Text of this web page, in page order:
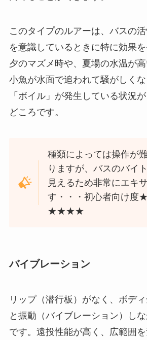
このタイプのルアーは、バスの
を意識しているときに特に効果
夕のマズメ時や、夏場の水温が高
小魚が水面で追われて騒がしく
「ボイル」が発生している状況
どころです。
種類によっては操作が
りますが、バスのバイ
見えるため非常にエキ
す・・・初心者向け
★★★★
バイブレーション
リップ（潜行板）がなく、ボデ
と振動（バイブレーション）し
です。遠投性能が高く、広範囲